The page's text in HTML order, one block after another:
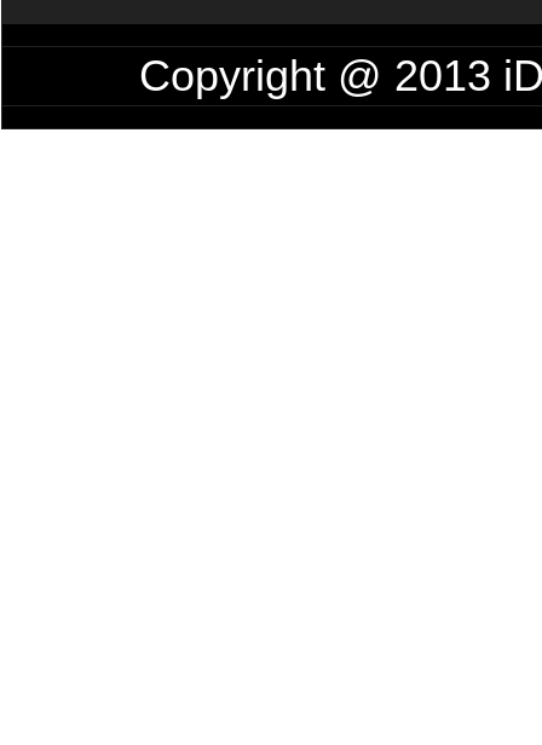
Copyright @ 2013